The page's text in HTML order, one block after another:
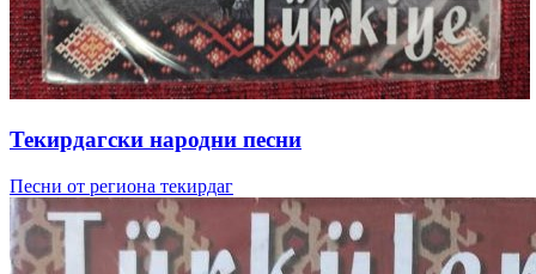
Текирдагски народни песни
Песни от региона текирдаг